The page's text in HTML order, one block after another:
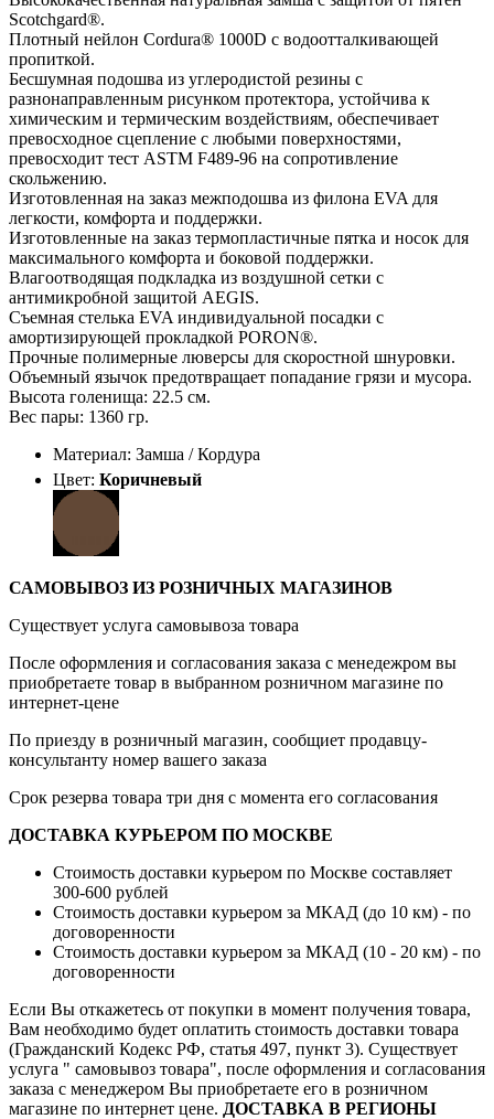
Scotchgard®.
Плотный нейлон Cordura® 1000D с водоотталкивающей
пропиткой.
Бесшумная подошва из углеродистой резины с
разнонаправленным рисунком протектора, устойчива к
химическим и термическим воздействиям, обеспечивает
превосходное сцепление с любыми поверхностями,
превосходит тест ASTM F489-96 на сопротивление
скольжению.
Изготовленная на заказ межподошва из филона EVA для
легкости, комфорта и поддержки.
Изготовленные на заказ термопластичные пятка и носок для
максимального комфорта и боковой поддержки.
Влагоотводящая подкладка из воздушной сетки с
антимикробной защитой AEGIS.
Съемная стелька EVA индивидуальной посадки с
амортизирующей прокладкой PORON®.
Прочные полимерные люверсы для скоростной шнуровки.
Объемный язычок предотвращает попадание грязи и мусора.
Высота голенища: 22.5 см.
Вес пары: 1360 гр.
Материал: Замша / Кордура
Цвет: Коричневый
САМОВЫВОЗ ИЗ РОЗНИЧНЫХ МАГАЗИНОВ
Существует услуга самовывоза товара
После оформления и согласования заказа с менедежром вы
приобретаете товар в выбранном розничном магазине по
интернет-цене
По приезду в розничный магазин, сообщиет продавцу-
консультанту номер вашего заказа
Срок резерва товара три дня с момента его согласования
ДОСТАВКА КУРЬЕРОМ ПО МОСКВЕ
Стоимость доставки курьером по Москве составляет
300-600 рублей
Стоимость доставки курьером за МКАД (до 10 км) - по
договоренности
Стоимость доставки курьером за МКАД (10 - 20 км) - по
договоренности
Если Вы откажетесь от покупки в момент получения товара,
Вам необходимо будет оплатить стоимость доставки товара
(Гражданский Кодекс РФ, статья 497, пункт 3). Существует
услуга " самовывоз товара", после оформления и согласования
заказа с менеджером Вы приобретаете его в розничном
магазине по интернет цене. ДОСТАВКА В РЕГИОНЫ